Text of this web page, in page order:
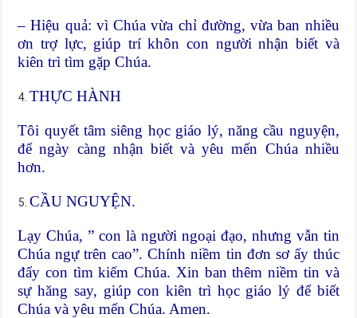
– Hiệu quả: vì Chúa vừa chỉ đường, vừa ban nhiều
ơn trợ lực, giúp trí khôn con người nhận biết và
kiên trì tìm gặp Chúa.
THỰC HÀNH
Tôi quyết tâm siêng học giáo lý, năng cầu nguyện,
để ngày càng nhận biết và yêu mến Chúa nhiều
hơn.
CẦU NGUYỆN.
Lạy Chúa, ” con là người ngoại đạo, nhưng vẫn tin
Chúa ngự trên cao”. Chính niềm tin đơn sơ ấy thúc
đẩy con tìm kiếm Chúa. Xin ban thêm niềm tin và
sự hăng say, giúp con kiên trì học giáo lý để biết
Chúa và yêu mến Chúa. Amen.